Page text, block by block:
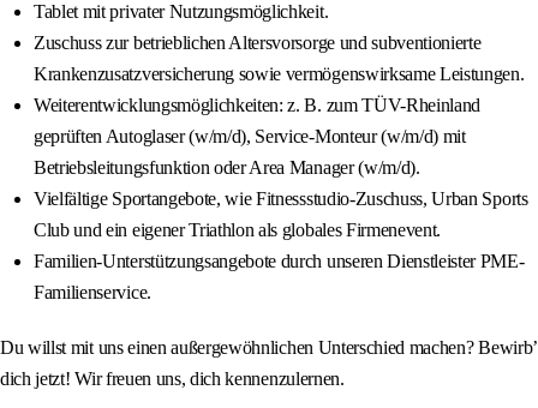
Tablet mit privater Nutzungsmöglichkeit.
Zuschuss zur betrieblichen Altersvorsorge und subventionierte
Krankenzusatzversicherung sowie vermögenswirksame Leistungen.
Weiterentwicklungsmöglichkeiten: z. B. zum TÜV-Rheinland
geprüften Autoglaser (w/m/d), Service-Monteur (w/m/d) mit
Betriebsleitungsfunktion oder Area Manager (w/m/d).
Vielfältige Sportangebote, wie Fitnessstudio-Zuschuss, Urban Sports
Club und ein eigener Triathlon als globales Firmenevent.
Familien-Unterstützungsangebote durch unseren Dienstleister PME-
Familienservice.
Du willst mit uns einen außergewöhnlichen Unterschied machen? Bewirb’
dich jetzt! Wir freuen uns, dich kennenzulernen.